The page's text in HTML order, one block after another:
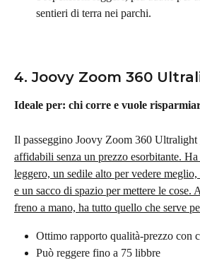
sentieri di terra nei parchi.
4. Joovy Zoom 360
Ideale per: chi corre e vuole
Il passeggino Joovy Zoom 360 Ultralight
affidabili senza un prezzo esorbitante.
leggero, un sedile alto per vedere
e un sacco di spazio per mettere le cose.
freno a mano, ha tutto quello che serve
Ottimo rapporto qualità-prezzo con
Può reggere fino a 75 libbre